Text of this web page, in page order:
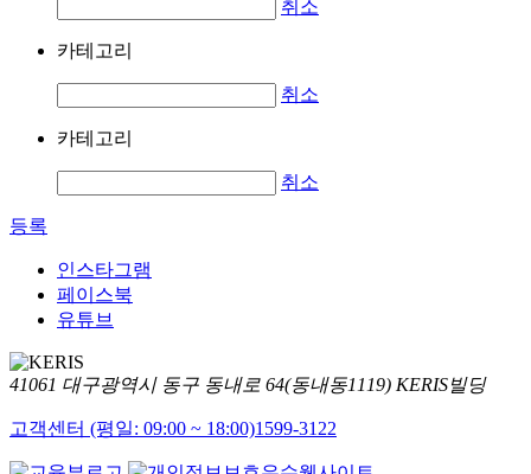
취소
카테고리
취소
카테고리
취소
등록
인스타그램
페이스북
유튜브
41061 대구광역시 동구 동내로 64(동내동1119) KERIS빌딩
고객센터 (평일: 09:00 ~ 18:00)1599-3122